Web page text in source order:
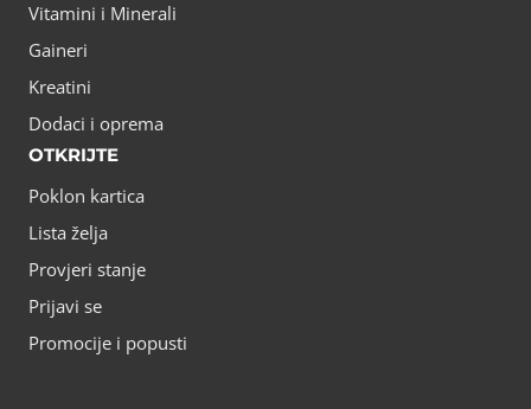
Vitamini i Minerali
Gaineri
Kreatini
Dodaci i oprema
OTKRIJTE
Poklon kartica
Lista želja
Provjeri stanje
Prijavi se
Promocije i popusti